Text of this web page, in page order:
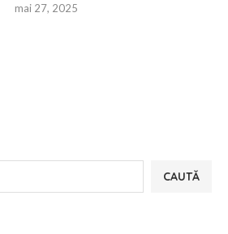
mai 27, 2025
CAUTĂ